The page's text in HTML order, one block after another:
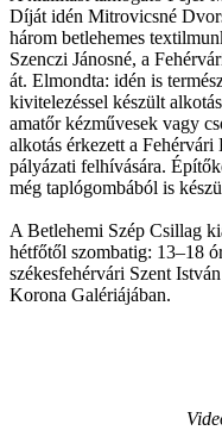
Díját idén Mitrovicsné
három betlehemes
Szenczi Jánosné, a
át. Elmondta: idén is
kivitelezéssel készült
amatőr kézművesek vagy
alkotás érkezett a
pályázati felhívására.
még taplógombából is
A Betlehemi Szép Csillag
hétfőtől szombatig: 13–18
székesfehérvári Szent
Korona Galériájában.